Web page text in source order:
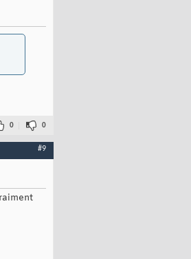
0 0
#9